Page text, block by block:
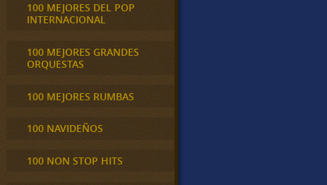
100 MEJORES DEL POP
INTERNACIONAL
100 MEJORES GRANDES
ORQUESTAS
100 MEJORES RUMBAS
100 NAVIDEÑOS
100 NON STOP HITS